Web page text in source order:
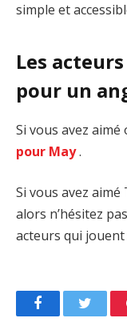
simple et
Les
pour un
Si vous avez
pour May.
Si vous avez
alors n’hésitez
acteurs qui jouent
FacebookTwitter